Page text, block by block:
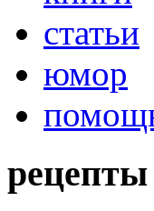
статьи
юмор
рецепты